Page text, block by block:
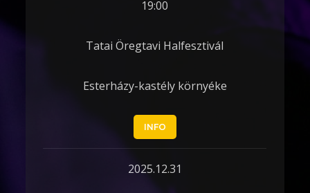
19:00
Tatai Öregtavi Halfesztivál
Esterházy-kastély környéke
INFO
2025.12.31